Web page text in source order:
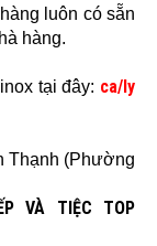
luôn có sẵn
hàng.
tại đây: ca/ly
Thạnh (Phường
VÀ TIỆC TOP